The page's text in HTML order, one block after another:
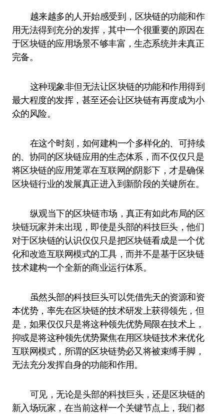
越来越多的人开始感受到，区块链的功能和作
用无法得到充分的发挥，其中一个很重要的原因在
于区块链的应用场景不够丰富，生态系统并未真正
完备。
这种现象非但无法让区块链的功能和作用得到
最大程度的发挥，甚至还会让区块链有再度成为小
众的风险。
在这个时刻，如何建构一个多样化的、可持续
的、协同的区块链应用的生态体系，而不仅仅只是
将区块链的应用笼罩在互联网的阴影下，才是确保
区块链行业的发展真正进入到新阶段的关键所在。
纵观当下的区块链市场，真正有如此布局的区
块链玩家并未出现，即使是头部的科技巨头，他们
对于区块链的认识仅仅只是把区块链看成是一个优
化和改造互联网模式的工具，而并不是基于区块链
技术建构一个全新的商业运行体系。
虽然头部的科技巨头可以凭借先天的资源和资
本优势，率先在区块链的技术研发上获得领先，但
是，如果仅仅只是将这种领先优势局限在技术上，
抑或是将这种领先优势聚焦在用区块链技术来优化
互联网模式，所谓的区块链势必又将被束缚手脚，
无法充分发挥自身的功能和作用。
可见，无论是头部的科技巨头，还是区块链的
新入场玩家，在当前这样一个关键节点上，我们都